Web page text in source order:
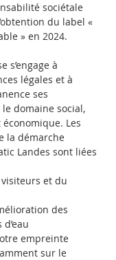
sociétale
du label «
» en 2024.
s’engage à
légales et à
ses
domaine social,
Les
la démarche
Landes sont liées
et du
des
empreinte
sur le